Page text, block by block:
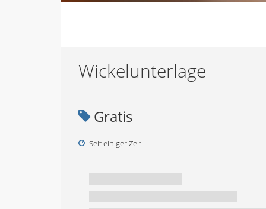
Wickelunterlage
Gratis
Seit einiger Zeit